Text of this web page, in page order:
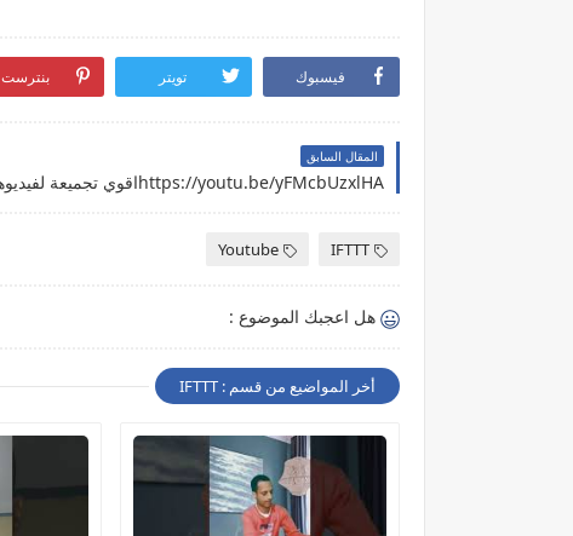
فيسبوك تويتر بنترست
المقال السابق
IFTTT
Youtube
هل اعجبك الموضوع :
أخر المواضيع من قسم : IFTTT